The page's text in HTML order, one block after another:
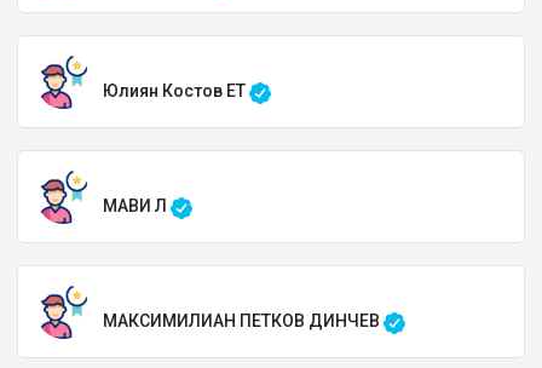
Юлиян Костов ЕТ
МАВИ Л
МАКСИМИЛИАН ПЕТКОВ ДИНЧЕВ